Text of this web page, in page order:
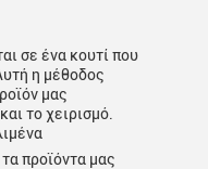
σε ένα κουτί που
η μέθοδος
μας
το χειρισμό.
προϊόντα μας